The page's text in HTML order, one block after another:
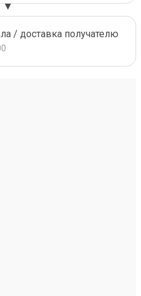
/ доставка получателю